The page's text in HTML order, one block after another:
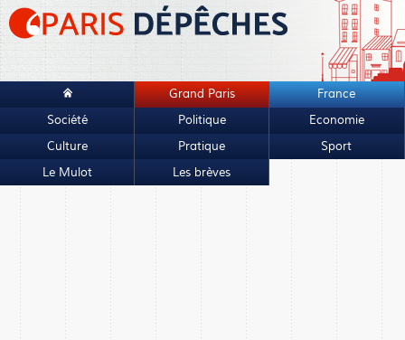
Grand Paris
France
Société
Politique
Economie
Culture
Pratique
Sport
Le Mulot
Les brèves